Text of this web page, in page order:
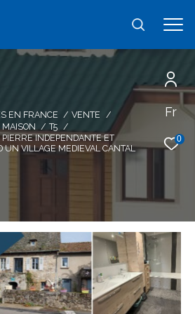
Fr
0
EN FRANCE
VENTE
MAISON
T5
INDEPENDANTE ET
UN VILLAGE MEDIEVAL CANTAL
recherche
qui correspond à vos